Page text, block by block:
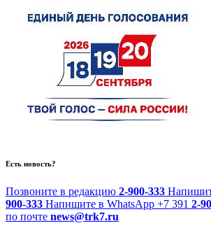
Есть новость?
Позвоните в редакцию 2-900-333
900-333 Напишите в WhatsApp +7 391 2-
по почте news@trk7.ru